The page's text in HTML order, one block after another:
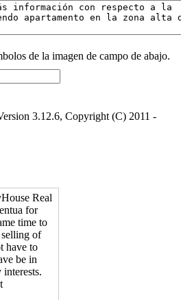
de la imagen de campo de abajo.
3.12.6, Copyright (C) 2011 -
Real
for
time to
of
have to
be in